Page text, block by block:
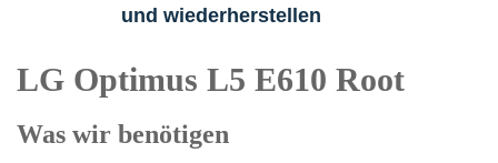
und wiederherstellen
LG Optimus L5 E610 Root
Was wir benötigen